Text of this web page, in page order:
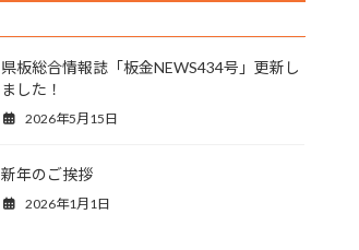
県板総合情報誌「板金NEWS434号」更新し
ました！
2026年5月15日
新年のご挨拶
2026年1月1日